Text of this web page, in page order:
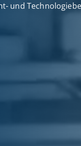
und